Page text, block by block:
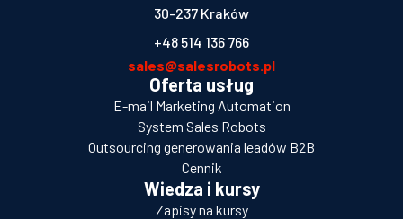
30-237 Kraków
+48 514 136 766
sales@salesrobots.pl
Oferta usług
E-mail Marketing Automation
System Sales Robots
Outsourcing generowania leadów B2B
Cennik
Wiedza i kursy
Zapisy na kursy